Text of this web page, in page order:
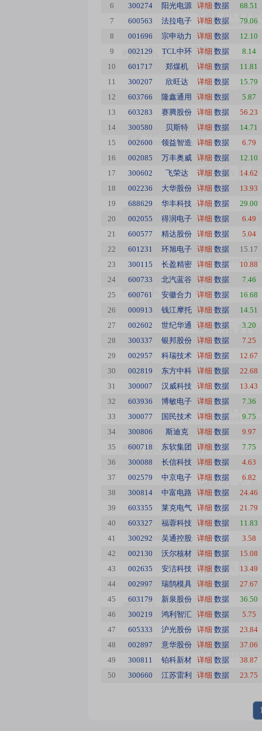
6
300274 阳光电源 详细 数据
68.51
7
600563 法拉电子 详细 数据
79.06
8
001696 宗申动力 详细 数据
12.10
9
002129 TCL中环 详细 数据
8.14
10
601717 郑煤机 详细 数据
11.81
11
300207 欣旺达 详细 数据
15.79
12
603766 隆鑫通用 详细 数据
5.87
13
603283 赛腾股份 详细 数据
56.23
14
300580 贝斯特 详细 数据
14.71
15
002600 领益智造 详细 数据
6.79
16
002085 万丰奥威 详细 数据
12.10
17
300602 飞荣达 详细 数据
14.62
18
002236 大华股份 详细 数据
13.93
19
688629 华丰科技 详细 数据
29.00
20
002055 得润电子 详细 数据
6.49
21
600577 精达股份 详细 数据
5.04
22
601231 环旭电子 详细 数据
15.17
23
300115 长盈精密 详细 数据
10.88
24
600733 北汽蓝谷 详细 数据
7.46
25
600761 安徽合力 详细 数据
16.68
26
000913 钱江摩托 详细 数据
14.51
27
002602 世纪华通 详细 数据
3.20
28
300337 银邦股份 详细 数据
7.25
29
002957 科瑞技术 详细 数据
12.67
30
002819 东方中科 详细 数据
22.68
31
300007 汉威科技 详细 数据
13.43
32
603936 博敏电子 详细 数据
7.36
33
300077 国民技术 详细 数据
9.75
34
300806 斯迪克 详细 数据
9.97
35
600718 东软集团 详细 数据
7.75
36
300088 长信科技 详细 数据
4.63
37
002579 中京电子 详细 数据
6.82
38
300814 中富电路 详细 数据
24.46
39
603355 莱克电气 详细 数据
21.79
40
603327 福蓉科技 详细 数据
11.83
41
300292 吴通控股 详细 数据
3.58
42
002130 沃尔核材 详细 数据
15.08
43
002635 安洁科技 详细 数据
13.49
44
002997 瑞鹄模具 详细 数据
27.67
45
603179 新泉股份 详细 数据
36.50
46
300219 鸿利智汇 详细 数据
5.75
47
605333 沪光股份 详细 数据
23.84
48
002897 意华股份 详细 数据
37.06
49
300811 铂科新材 详细 数据
38.87
50
300660 江苏雷利 详细 数据 23.75